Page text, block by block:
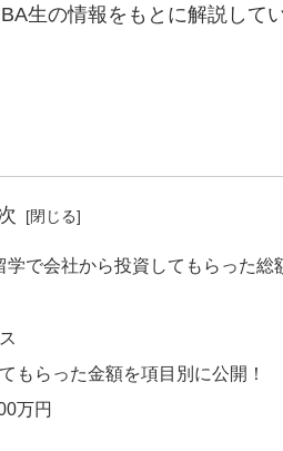
生の情報をもとに解説して
で会社から投資してもらった総
もらった金額を項目別に公開！
万円